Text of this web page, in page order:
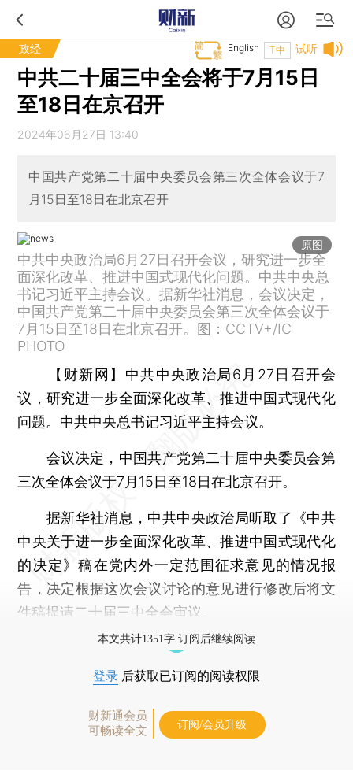
政经 试听
T中
English
中共二十届三中全会将于7月15日
至18日在京召开
2024年06月27日 13:40
中国共产党第二十届中央委员会第三次全体会议于7
月15日至18日在北京召开
原图
中共中央政治局6月27日召开会议，研究进一步全
面深化改革、推进中国式现代化问题。中共中央总
书记习近平主持会议。据新华社消息，会议决定，
中国共产党第二十届中央委员会第三次全体会议于
7月15日至18日在北京召开。图：CCTV+/IC
PHOTO
【财新网】 中共中央政治局6月27日召开会
议，研究进一步全面深化改革、推进中国式现代化
问题。中共中央总书记习近平主持会议。
会议决定，中国共产党第二十届中央委员会第
三次全体会议于7月15日至18日在北京召开。
据新华社消息，中共中央政治局听取了《中共
中央关于进一步全面深化改革、推进中国式现代化
的决定》稿在党内外一定范围征求意见的情况报
告，决定根据这次会议讨论的意见进行修改后将文
件稿提请二十届三中全会审议。
本文共计1351字 订阅后继续阅读
登录 后获取已订阅的阅读权限
财新通会员
可畅读全文
订阅/会员升级